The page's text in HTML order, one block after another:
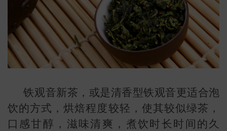
铁观音新茶，或是清香型铁观音更适合泡
饮的方式，烘焙程度较轻，使其较似绿茶，
口感甘醇，滋味清爽，煮饮时长时间的久